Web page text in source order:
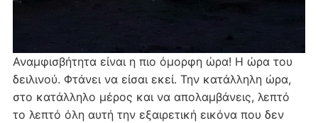
Αναμφισβήτητα είναι η πιο όμορφη ώρα! Η ώρα του
δειλινού. Φτάνει να είσαι εκεί. Την κατάλληλη ώρα,
στο κατάλληλο μέρος και να απολαμβάνεις, λεπτό
το λεπτό όλη αυτή την εξαιρετική εικόνα που δεν